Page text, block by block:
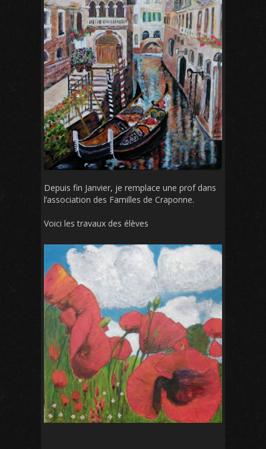
Depuis fin Janvier, je remplace une prof dans
l’association des Familles de Craponne.
Voici les travaux des élèves